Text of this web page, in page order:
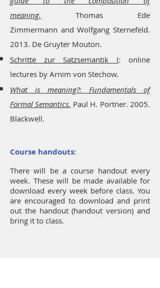
meaning. Thomas Ede
Zimmermann and Wolfgang Sternefeld.
2013. De Gruyter Mouton.
Schritte zur Satzsemantik I: online
lectures by Arnim von Stechow.
What is meaning?: Fundamentals of
Formal Semantics. Paul H. Portner. 2005.
Blackwell.
Course handouts:
There will be a course handout every
week. These will be made available for
download every week before class. You
are encouraged to download and print
out the handout (handout version) and
bring it to class.